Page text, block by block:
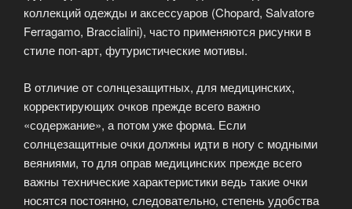
коллекций одежды и аксессуаров (Chopard, Salvatore
Ferragamo, Braccialini), часто применяются рисунки в
стиле поп-арт, футуристические мотивы.
В отличие от солнцезащитных, для медицинских,
корректирующих очков прежде всего важно
«содержание», а потом уже форма. Если
солнцезащитные очки должны идти в ногу с модными
веяниями, то для оправ медицинских прежде всего
важны технические характеристики ведь такие очки
носятся постоянно, следовательно, степень удобства